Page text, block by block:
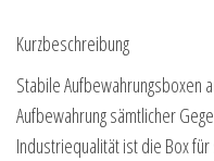
Kurzbeschreibung
Stabile Aufbewahrungsboxen
Aufbewahrung sämtlicher
Industriequalität ist die Box